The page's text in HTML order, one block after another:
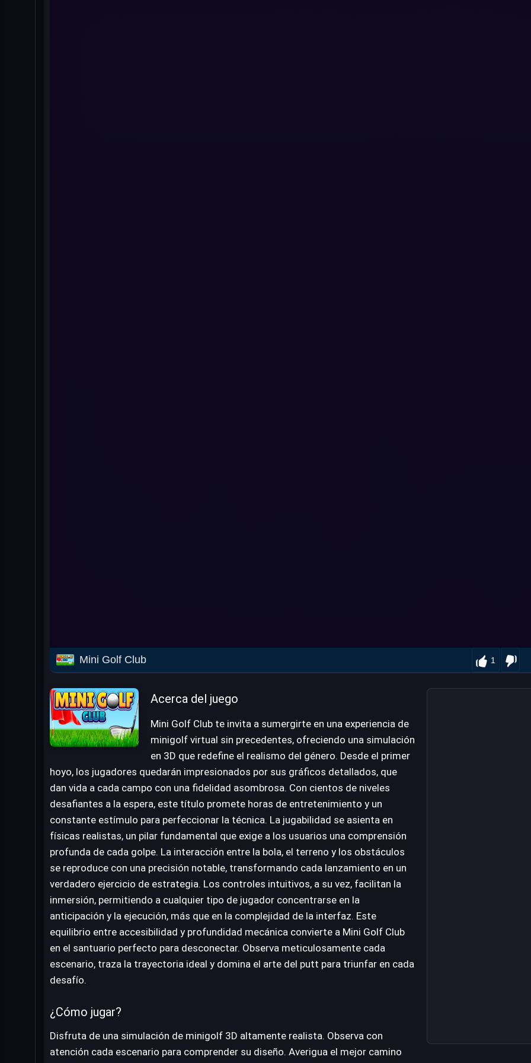
Mini Golf Club 1
Acerca del juego
Mini Golf Club te invita a sumergirte en una experiencia de
minigolf virtual sin precedentes, ofreciendo una simulación
en 3D que redefine el realismo del género. Desde el primer
hoyo, los jugadores quedarán impresionados por sus gráficos detallados, que
dan vida a cada campo con una fidelidad asombrosa. Con cientos de niveles
desafiantes a la espera, este título promete horas de entretenimiento y un
constante estímulo para perfeccionar la técnica. La jugabilidad se asienta en
físicas realistas, un pilar fundamental que exige a los usuarios una comprensión
profunda de cada golpe. La interacción entre la bola, el terreno y los obstáculos
se reproduce con una precisión notable, transformando cada lanzamiento en un
verdadero ejercicio de estrategia. Los controles intuitivos, a su vez, facilitan la
inmersión, permitiendo a cualquier tipo de jugador concentrarse en la
anticipación y la ejecución, más que en la complejidad de la interfaz. Este
equilibrio entre accesibilidad y profundidad mecánica convierte a Mini Golf Club
en el santuario perfecto para desconectar. Observa meticulosamente cada
escenario, traza la trayectoria ideal y domina el arte del putt para triunfar en cada
desafío.
¿Cómo jugar?
Disfruta de una simulación de minigolf 3D altamente realista. Observa con
atención cada escenario para comprender su diseño. Averigua el mejor camino